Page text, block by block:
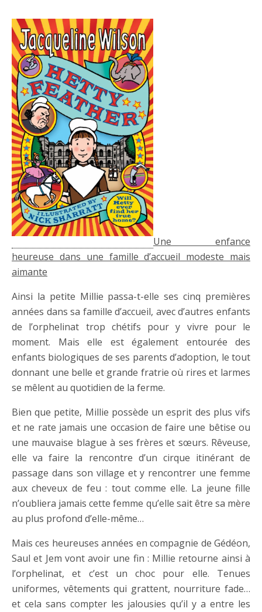
Une enfance
heureuse dans une famille d’accueil modeste mais
aimante
Ainsi la petite Millie passa-t-elle ses cinq premières
années dans sa famille d’accueil, avec d’autres enfants
de l’orphelinat trop chétifs pour y vivre pour le
moment. Mais elle est également entourée des
enfants biologiques de ses parents d’adoption, le tout
donnant une belle et grande fratrie où rires et larmes
se mêlent au quotidien de la ferme.
Bien que petite, Millie possède un esprit des plus vifs
et ne rate jamais une occasion de faire une bêtise ou
une mauvaise blague à ses frères et sœurs. Rêveuse,
elle va faire la rencontre d’un cirque itinérant de
passage dans son village et y rencontrer une femme
aux cheveux de feu : tout comme elle. La jeune fille
n’oubliera jamais cette femme qu’elle sait être sa mère
au plus profond d’elle-même…
Mais ces heureuses années en compagnie de Gédéon,
Saul et Jem vont avoir une fin : Millie retourne ainsi à
l’orphelinat, et c’est un choc pour elle. Tenues
uniformes, vêtements qui grattent, nourriture fade…
et cela sans compter les jalousies qu’il y a entre les